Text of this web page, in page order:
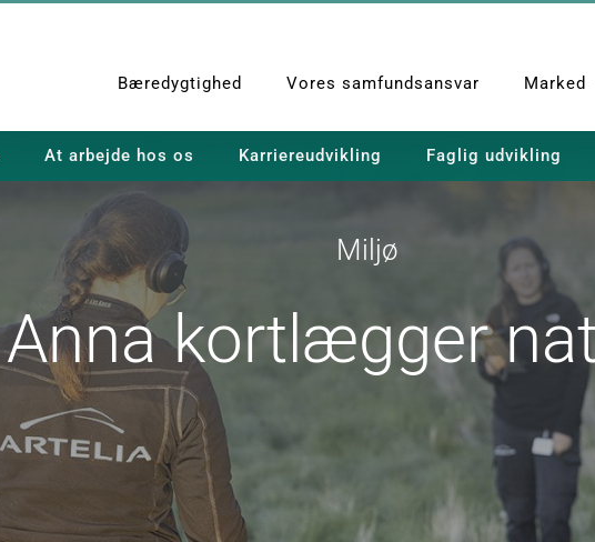
Bæredygtighed Vores samfundsansvar Marked
Faglig udvikling
Karriereudvikling
At arbejde hos os
Miljø
Anna kortlægger